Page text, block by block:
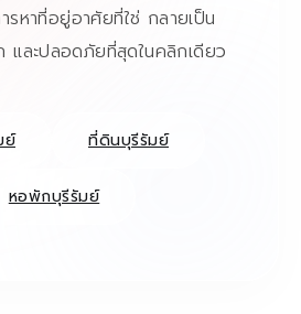
รหาที่อยู่อาศัยที่ใช่ กลายเป็น
และปลอดภัยที่สุดในคลิกเดียว
ย์ ที่ดินบุรีรัมย์
หอพักบุรีรัมย์